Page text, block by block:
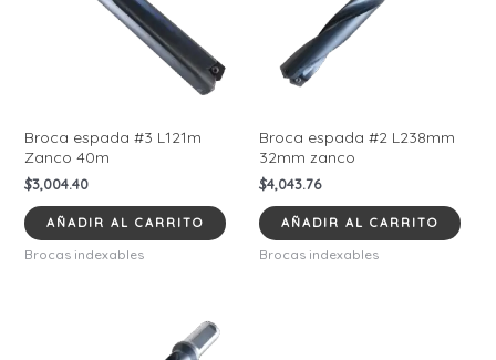
Broca espada #3 L121m
Zanco 40m
$3,004.40
AÑADIR AL CARRITO
Brocas indexables
Broca espada #2 L238mm
32mm zanco
$4,043.76
AÑADIR AL CARRITO
Brocas indexables